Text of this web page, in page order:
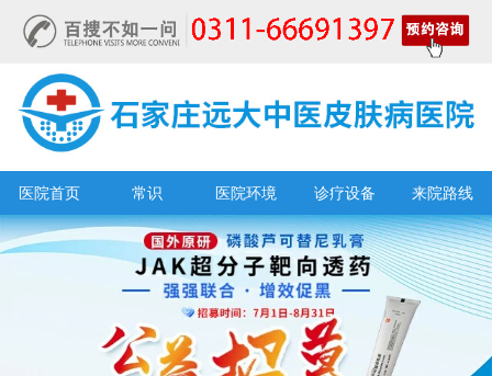
医院首页 常识 医院环境 诊疗设备 来院路线